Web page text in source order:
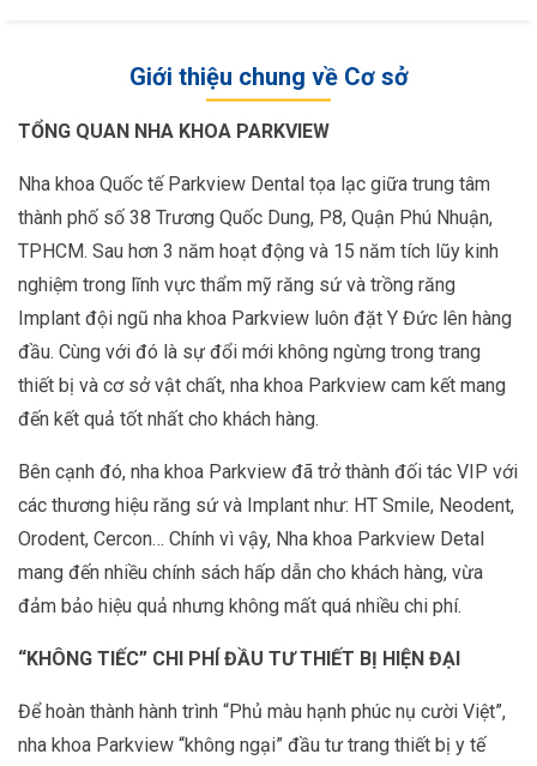
Giới thiệu chung về Cơ sở
TỔNG QUAN NHA KHOA PARKVIEW
Nha khoa Quốc tế Parkview Dental tọa lạc giữa trung tâm
thành phố số 38 Trương Quốc Dung, P8, Quận Phú Nhuận,
TPHCM. Sau hơn 3 năm hoạt động và 15 năm tích lũy kinh
nghiệm trong lĩnh vực thẩm mỹ răng sứ và trồng răng
Implant đội ngũ nha khoa Parkview luôn đặt Y Đức lên hàng
đầu. Cùng với đó là sự đổi mới không ngừng trong trang
thiết bị và cơ sở vật chất, nha khoa Parkview cam kết mang
đến kết quả tốt nhất cho khách hàng.
Bên cạnh đó, nha khoa Parkview đã trở thành đối tác VIP với
các thương hiệu răng sứ và Implant như: HT Smile, Neodent,
Orodent, Cercon… Chính vì vậy, Nha khoa Parkview Detal
mang đến nhiều chính sách hấp dẫn cho khách hàng, vừa
đảm bảo hiệu quả nhưng không mất quá nhiều chi phí.
“KHÔNG TIẾC” CHI PHÍ ĐẦU TƯ THIẾT BỊ HIỆN ĐẠI
Để hoàn thành hành trình “Phủ màu hạnh phúc nụ cười Việt”,
nha khoa Parkview “không ngại” đầu tư trang thiết bị y tế